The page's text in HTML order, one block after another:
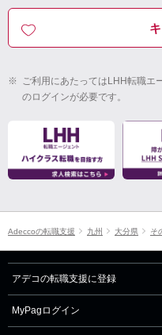
※ ご利用にあたってはLHH転職エ
のログインが必要です。
Adeccoの転職支援 九州 大分県 そ
アデコの転職支援に登録
MyPagログイン